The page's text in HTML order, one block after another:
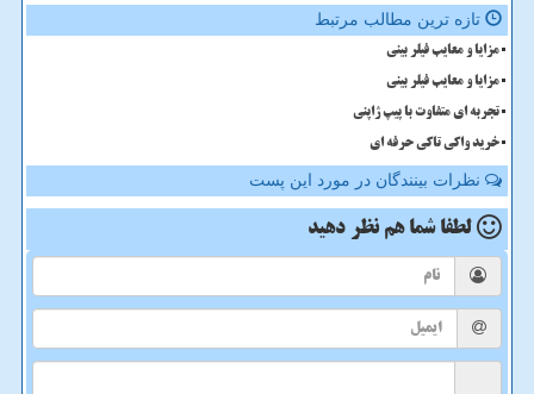
تازه ترین مطالب مرتبط
مزایا و معایب فیلر بینی
مزایا و معایب فیلر بینی
تجربه ای متفاوت با پیپ ژاپنی
خرید واکی تاکی حرفه ای
نظرات بینندگان در مورد این پست
لطفا شما هم نظر دهید